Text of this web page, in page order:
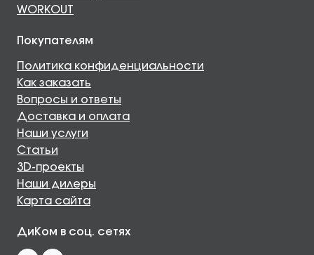
WORKOUT
Покупателям
Политика конфиденциальности
Как заказать
Вопросы и ответы
Доставка и оплата
Наши услуги
Статьи
3D-проекты
Наши дилеры
Карта сайта
ДиКом в соц. сетях